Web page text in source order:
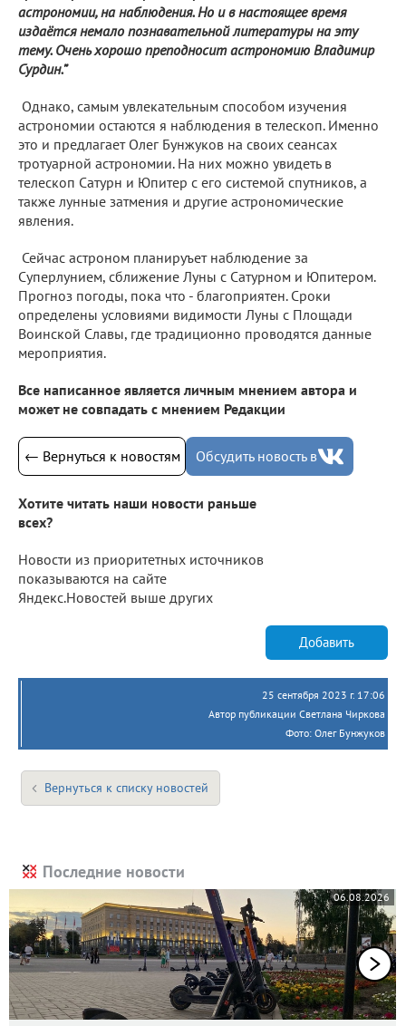
астрономии, на наблюдения. Но и в настоящее время
издаётся немало познавательной литературы на эту
тему. Очень хорошо преподносит астрономию Владимир
Сурдин.”
Однако, самым увлекательным способом изучения
астрономии остаются я наблюдения в телескоп. Именно
это и предлагает Олег Бунжуков на своих сеансах
тротуарной астрономии. На них можно увидеть в
телескоп Сатурн и Юпитер с его системой спутников, а
также лунные затмения и другие астрономические
явления.
Сейчас астроном планируъет наблюдение за
Суперлунием, сближение Луны с Сатурном и Юпитером.
Прогноз погоды, пока что - благоприятен. Сроки
определены условиями видимости Луны с Площади
Воинской Славы, где традиционно проводятся данные
мероприятия.
Все написанное является личным мнением автора и
может не совпадать с мнением Редакции
← Вернуться к новостям Обсудить новость в
Хотите читать наши новости раньше
всех?
Новости из приоритетных источников
показываются на сайте
Яндекс.Новостей выше других
Добавить
25 сентября 2023 г. 17:06
Автор публикации Светлана Чиркова
Фото: Олег Бунжуков
Вернуться к списку новостей
Последние новости
06.08.2026